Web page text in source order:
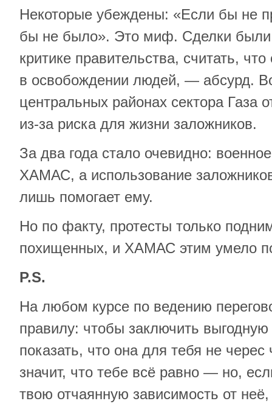
Некоторые убеждены: «Если бы не
бы не было». Это миф. Сделки были
критике правительства, считать,
в освобождении людей, — абсурд.
центральных районах сектора Газа
из-за риска для жизни заложников.
За два года стало очевидно:
ХАМАС, а использование
лишь помогает ему.
Но по факту, протесты только
похищенных, и ХАМАС этим умело
P.S.
На любом курсе по ведению
правилу: чтобы заключить выгодную
показать, что она для тебя не
значит, что тебе всё равно — но,
твою отчаянную зависимость от неё,